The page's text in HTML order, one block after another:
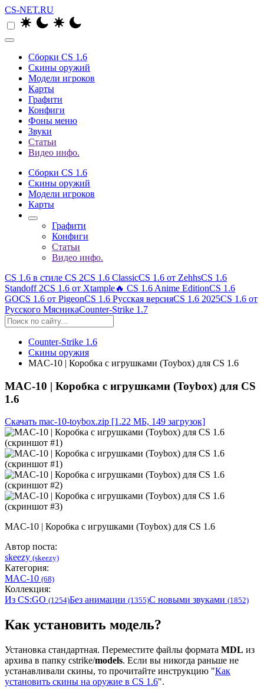
CS-NET.RU
Сборки CS 1.6
Скины оружий
Модели игроков
Карты
Графити
Конфиги
Фоны меню
Звуки
Статьи
Видео инфо.
Сборки CS 1.6
Скины оружий
Модели игроков
Карты
Графити
Конфиги
Статьи
Видео инфо.
CS 1.6 в стиле CS 2CS 1.6 ClassicCS 1.6 от ZehhsCS 1.6
Standoff 2CS 1.6 от Xtample🔥 CS 1.6 Anime EditionCS 1.6
GOCS 1.6 от PigeonCS 1.6 Русская версияCS 1.6 2025CS 1.6 от
Русского МясникаCounter-Strike 1.7
Counter-Strike 1.6
Скины оружия
MAC-10 | Коробка с игрушками (Toybox) для CS 1.6
MAC-10 | Коробка с игрушками (Toybox) для CS
1.6
Скачать mac-10-toybox.zip [1.22 МБ, 149 загрузок]
MAC-10 | Коробка с игрушками (Toybox) для CS 1.6
Автор поста:
skeezy (skeezy)
Категория:
MAC-10 (68)
Коллекция:
Из CS:GO (1254)Без анимации (1355)С новыми звуками (1852)
Как установить модель?
Установка стандартная. Переместите файлы формата MDL из
архива в папку cstrike/models. Если вы никогда раньше не
устанавливали скины, то прочитайте инструкцию "Как
установить скины на оружие в CS 1.6".